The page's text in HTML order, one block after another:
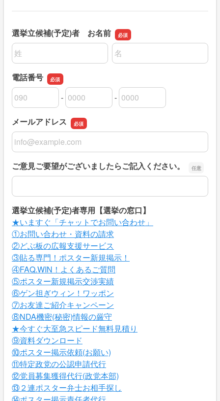
選挙立候補(予定)者 お名前
名前の姓
名前の名
電話番号
電話番号の市外局番
-
電話番号の市内局番 -
電話番号の加入者番号
メールアドレス
メールアドレス
ご意見ご要望がございましたらご記入ください。
ご意見ご要望がございましたらご記入ください。
選挙立候補(予定)者専用【選挙の窓口】
★いますぐ「チャットでお問い合わせ」
①お問い合わせ・資料の請求
②どぶ板の広報支援サービス
③貼る専門！ポスター新規掲示！
④FAQ.WIN！よくあるご質問
⑤ポスター新規掲示交渉実績
⑥ゲン担ぎウィン！ワッポン
⑦お友達ご紹介キャンペーン
⑧NDA機密(秘密)情報の厳守
★今すぐ大至急スピード無料見積り
⑨資料ダウンロード
⑩ポスター掲示依頼(お願い)
⑪特定政党の公認申請代行
⑫党員募集獲得代行(政党本部)
⑬２連ポスター弁士お相手探し